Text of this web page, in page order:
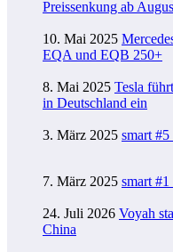
Preissenkung ab
10. Mai 2025
EQA und EQB 250+
8. Mai 2025 Tesla
in Deutschland ein
3. März 2025 smart #5
7. März 2025 smart
24. Juli 2026 Voyah
China